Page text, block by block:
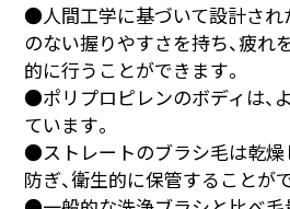
●人間工学に基づいて設計され
のない握りやすさを持ち、疲れ
的に行うことができます。
●ポリプロピレンのボディは、
ています。
●ストレートのブラシ毛は乾燥
防ぎ、衛生的に保管することが